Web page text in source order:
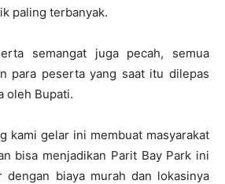
paling terbanyak.
semangat juga pecah, semua
para peserta yang saat itu dilepas
oleh Bupati.
kami gelar ini membuat masyarakat
bisa menjadikan Parit Bay Park ini
biaya murah dan lokasinya